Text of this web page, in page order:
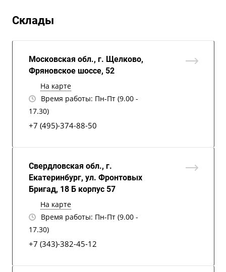
Склады
Московская обл., г. Щелково,
Фряновское шоссе, 52
На карте
Время работы: Пн-Пт (9.00 -
17.30)
+7 (495)-374-88-50
Свердловская обл., г.
Екатеринбург, ул. Фронтовых
Бригад, 18 Б корпус 57
На карте
Время работы: Пн-Пт (9.00 -
17.30)
+7 (343)-382-45-12